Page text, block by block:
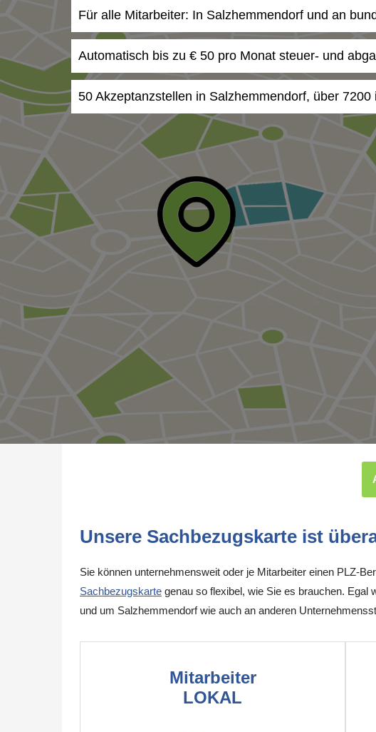
Für alle Mitarbeiter: In Salzhemmendorf und an
Automatisch bis zu € 50 pro Monat steuer- und
50 Akzeptanzstellen in Salzhemmendorf, über 7200
Unsere Sachbezugskarte ist
Sie können unternehmensweit oder je Mitarbeiter einen PLZ-
Sachbezugskarte genau so flexibel, wie Sie es brauchen. Egal
und um Salzhemmendorf wie auch an anderen
Mitarbeiter
LOKAL